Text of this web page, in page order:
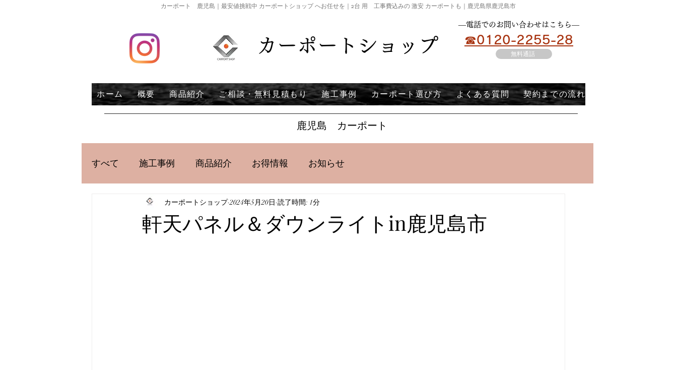
カーポート 鹿児島｜最安値挑戦中 カーポートショップ へお任せを｜2台 用 工事費込みの 激安 カーポートも｜鹿児島県鹿児島市
​―電話でのお問い合わせはこちら―
カーポートショップ ☎0120-2255-28
無料通話
ホーム 概要 商品紹介 ご相談・無料見積もり 施工事例 カーポート選び方 よくある質問 契約までの流れ
鹿児島 カーポート
すべて 施工事例 商品紹介 お得情報 お知らせ
軒天パネル＆ダウンライトin鹿児島市
カーポートショップ 2024年5月20日 読了時間: 1分